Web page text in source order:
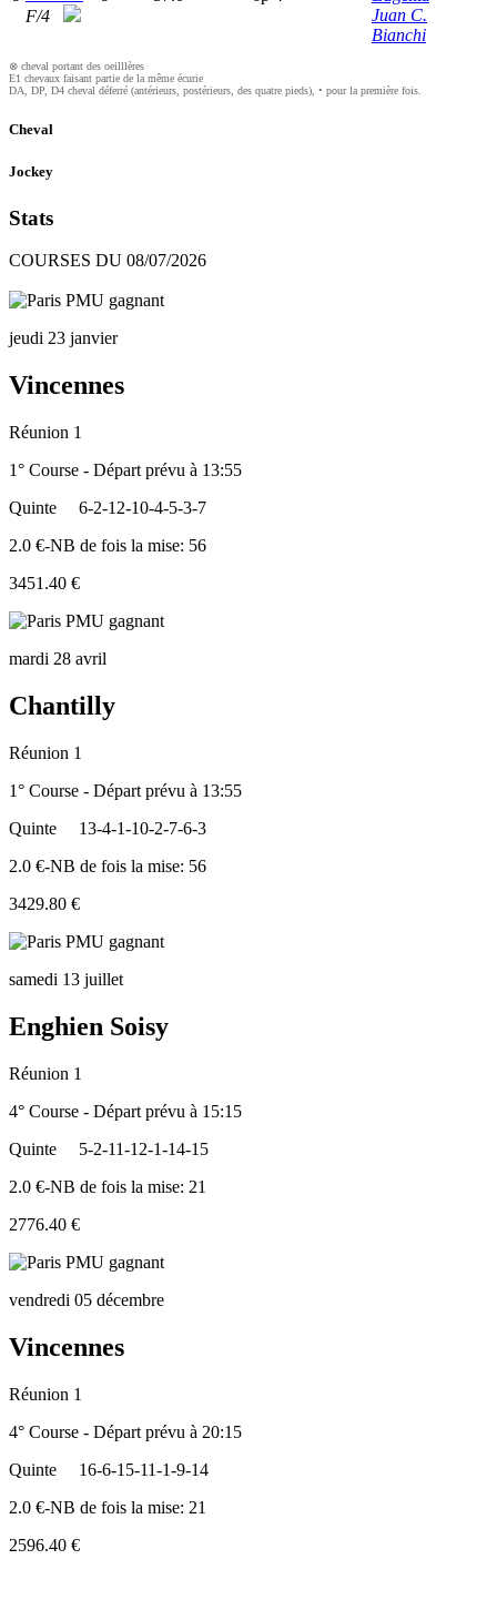
F/4
Juan C.
Bianchi
⊗ cheval portant des oeilllères
E1 chevaux faisant partie de la même écurie
DA, DP, D4 cheval déferré (antérieurs, postérieurs, des quatre pieds), • pour la première fois.
Cheval
Jockey
Stats
COURSES DU 08/07/2026
jeudi 23 janvier
Vincennes
Réunion 1
1° Course - Départ prévu à 13:55
Quinte
6-2-12-10-4-5-3-7
2.0 €-NB de fois la mise: 56
3451.40 €
mardi 28 avril
Chantilly
Réunion 1
1° Course - Départ prévu à 13:55
Quinte
13-4-1-10-2-7-6-3
2.0 €-NB de fois la mise: 56
3429.80 €
samedi 13 juillet
Enghien Soisy
Réunion 1
4° Course - Départ prévu à 15:15
Quinte
5-2-11-12-1-14-15
2.0 €-NB de fois la mise: 21
2776.40 €
vendredi 05 décembre
Vincennes
Réunion 1
4° Course - Départ prévu à 20:15
Quinte
16-6-15-11-1-9-14
2.0 €-NB de fois la mise: 21
2596.40 €